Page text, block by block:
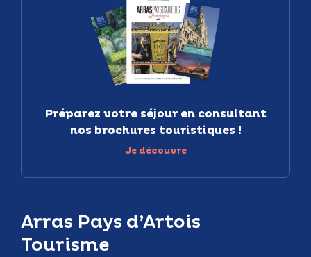
Arras Pays d’Artois
Tourisme
Préparez votre séjour en consultant
nos brochures touristiques !
Je découvre